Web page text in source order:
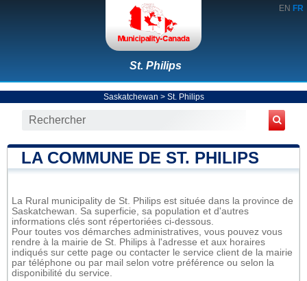
EN FR
St. Philips
Saskatchewan > St. Philips
LA COMMUNE DE ST. PHILIPS
La Rural municipality de St. Philips est située dans la province de
Saskatchewan. Sa superficie, sa population et d'autres
informations clés sont répertoriées ci-dessous.
Pour toutes vos démarches administratives, vous pouvez vous
rendre à la mairie de St. Philips à l'adresse et aux horaires
indiqués sur cette page ou contacter le service client de la mairie
par téléphone ou par mail selon votre préférence ou selon la
disponibilité du service.